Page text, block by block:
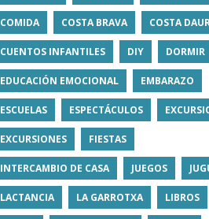
COMIDA COSTA BRAVA COSTA
CUENTOS INFANTILES DIY DORMIR
EDUCACIÓN EMOCIONAL EMBARAZO
ESCUELAS ESPECTÁCULOS
EXCURSIONES FIESTAS
INTERCAMBIO DE CASA JUEGOS
LACTANCIA LA GARROTXA LIBROS